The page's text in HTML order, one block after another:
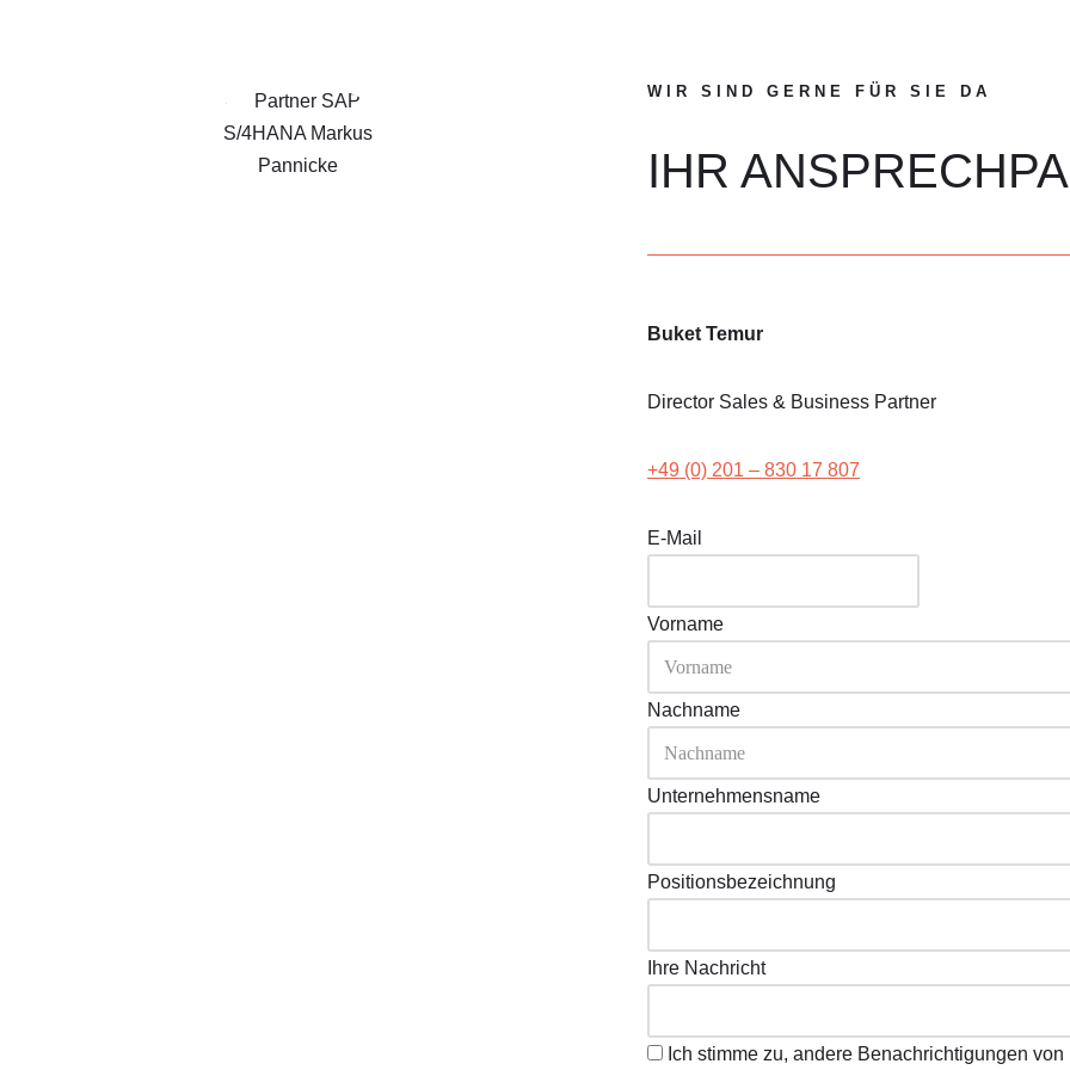
WIR SIND GERNE FÜR SIE DA
IHR
Buket Temur
Director Sales & Business Partner
+49 (0) 201 – 830 17 807
E-Mail
Vorname
Nachname
Unternehmensname
Positionsbezeichnung
Ihre Nachricht
Ich stimme zu, andere Benachrichtigungen